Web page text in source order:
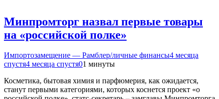
Минпромторг назвал первые товары
на «российской полке»
Импортозамещение — Рамблер/личные финансы4 месяца
спустя4 месяца спустя01 минуты
Косметика, бытовая химия и парфюмерия, как ожидается,
станут первыми категориями, которых коснется проект «о